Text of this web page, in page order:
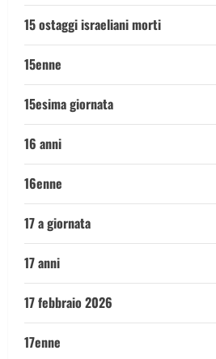
15 ostaggi israeliani morti
15enne
15esima giornata
16 anni
16enne
17 a giornata
17 anni
17 febbraio 2026
17enne